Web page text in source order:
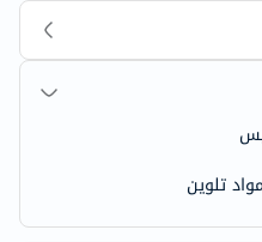
تلوين